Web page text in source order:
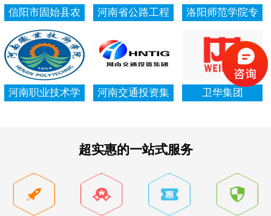
信阳市固始县农
村信用社资产清
查审计
河南省公路工程
洛阳师范学院专
河南职业技术学
河南交通投资集
卫华集团
超实惠的一站式服务